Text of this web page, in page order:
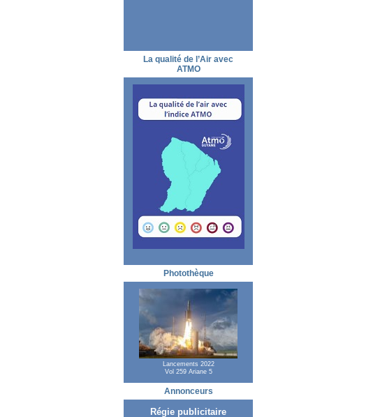
La qualité de l’Air avec
ATMO
Photothèque
Lancements 2022
Vol 259 Ariane 5
Annonceurs
Régie publicitaire